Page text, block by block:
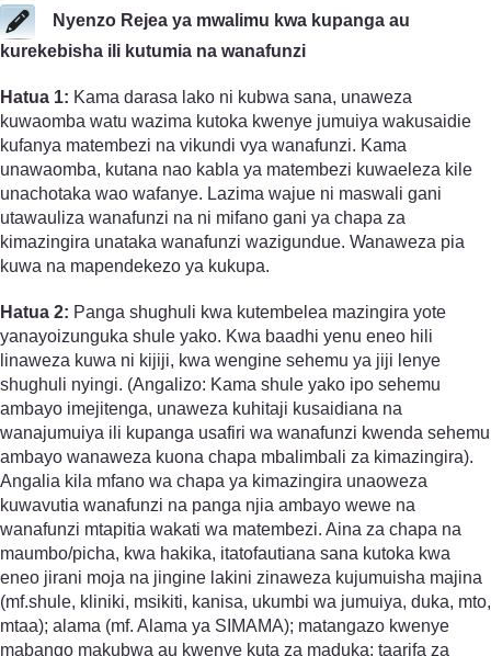
Nyenzo Rejea ya mwalimu kwa kupanga au
kurekebisha ili kutumia na wanafunzi
Hatua 1: Kama darasa lako ni kubwa sana, unaweza
kuwaomba watu wazima kutoka kwenye jumuiya wakusaidie
kufanya matembezi na vikundi vya wanafunzi. Kama
unawaomba, kutana nao kabla ya matembezi kuwaeleza kile
unachotaka wao wafanye. Lazima wajue ni maswali gani
utawauliza wanafunzi na ni mifano gani ya chapa za
kimazingira unataka wanafunzi wazigundue. Wanaweza pia
kuwa na mapendekezo ya kukupa.
Hatua 2: Panga shughuli kwa kutembelea mazingira yote
yanayoizunguka shule yako. Kwa baadhi yenu eneo hili
linaweza kuwa ni kijiji, kwa wengine sehemu ya jiji lenye
shughuli nyingi. (Angalizo: Kama shule yako ipo sehemu
ambayo imejitenga, unaweza kuhitaji kusaidiana na
wanajumuiya ili kupanga usafiri wa wanafunzi kwenda sehemu
ambayo wanaweza kuona chapa mbalimbali za kimazingira).
Angalia kila mfano wa chapa ya kimazingira unaoweza
kuwavutia wanafunzi na panga njia ambayo wewe na
wanafunzi mtapitia wakati wa matembezi. Aina za chapa na
maumbo/picha, kwa hakika, itatofautiana sana kutoka kwa
eneo jirani moja na jingine lakini zinaweza kujumuisha majina
(mf.shule, kliniki, msikiti, kanisa, ukumbi wa jumuiya, duka, mto,
mtaa); alama (mf. Alama ya SIMAMA); matangazo kwenye
mabango makubwa au kwenye kuta za maduka; taarifa za